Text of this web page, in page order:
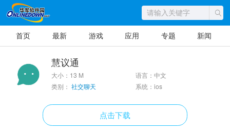
首页 最新 游戏 应用 专题 新闻
慧议通
大小：13 M
语言：中文
类别： 社交聊天 系统：ios
点击下载